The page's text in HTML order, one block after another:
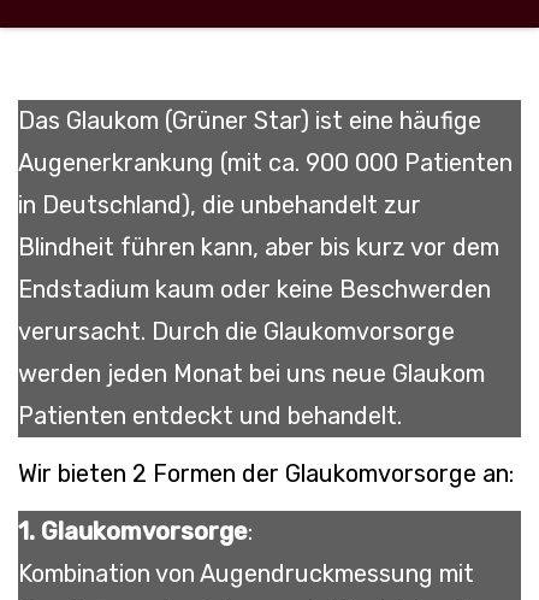
Das Glaukom (Grüner Star) ist eine häufige
Augenerkrankung (mit ca. 900 000 Patienten
in Deutschland), die unbehandelt zur
Blindheit führen kann, aber bis kurz vor dem
Endstadium kaum oder keine Beschwerden
verursacht. Durch die Glaukomvorsorge
werden jeden Monat bei uns neue Glaukom
Patienten entdeckt und behandelt.
Wir bieten 2 Formen der Glaukomvorsorge an:
1. Glaukomvorsorge:
Kombination von Augendruckmessung mit